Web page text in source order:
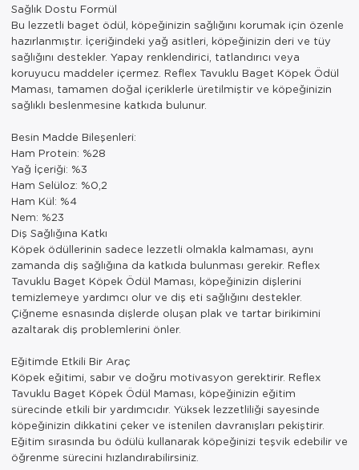
Sağlık Dostu Formül
Bu lezzetli baget ödül, köpeğinizin sağlığını korumak için özenle
hazırlanmıştır. İçeriğindeki yağ asitleri, köpeğinizin deri ve tüy
sağlığını destekler. Yapay renklendirici, tatlandırıcı veya
koruyucu maddeler içermez. Reflex Tavuklu Baget Köpek Ödül
Maması, tamamen doğal içeriklerle üretilmiştir ve köpeğinizin
sağlıklı beslenmesine katkıda bulunur.
Besin Madde Bileşenleri:
Ham Protein: %28
Yağ İçeriği: %3
Ham Selüloz: %0,2
Ham Kül: %4
Nem: %23
Diş Sağlığına Katkı
Köpek ödüllerinin sadece lezzetli olmakla kalmaması, aynı
zamanda diş sağlığına da katkıda bulunması gerekir. Reflex
Tavuklu Baget Köpek Ödül Maması, köpeğinizin dişlerini
temizlemeye yardımcı olur ve diş eti sağlığını destekler.
Çiğneme esnasında dişlerde oluşan plak ve tartar birikimini
azaltarak diş problemlerini önler.
Eğitimde Etkili Bir Araç
Köpek eğitimi, sabır ve doğru motivasyon gerektirir. Reflex
Tavuklu Baget Köpek Ödül Maması, köpeğinizin eğitim
sürecinde etkili bir yardımcıdır. Yüksek lezzetliliği sayesinde
köpeğinizin dikkatini çeker ve istenilen davranışları pekiştirir.
Eğitim sırasında bu ödülü kullanarak köpeğinizi teşvik edebilir ve
öğrenme sürecini hızlandırabilirsiniz.